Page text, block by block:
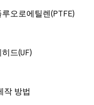
오로에틸렌(PTFE)
드(UF)
작 방법